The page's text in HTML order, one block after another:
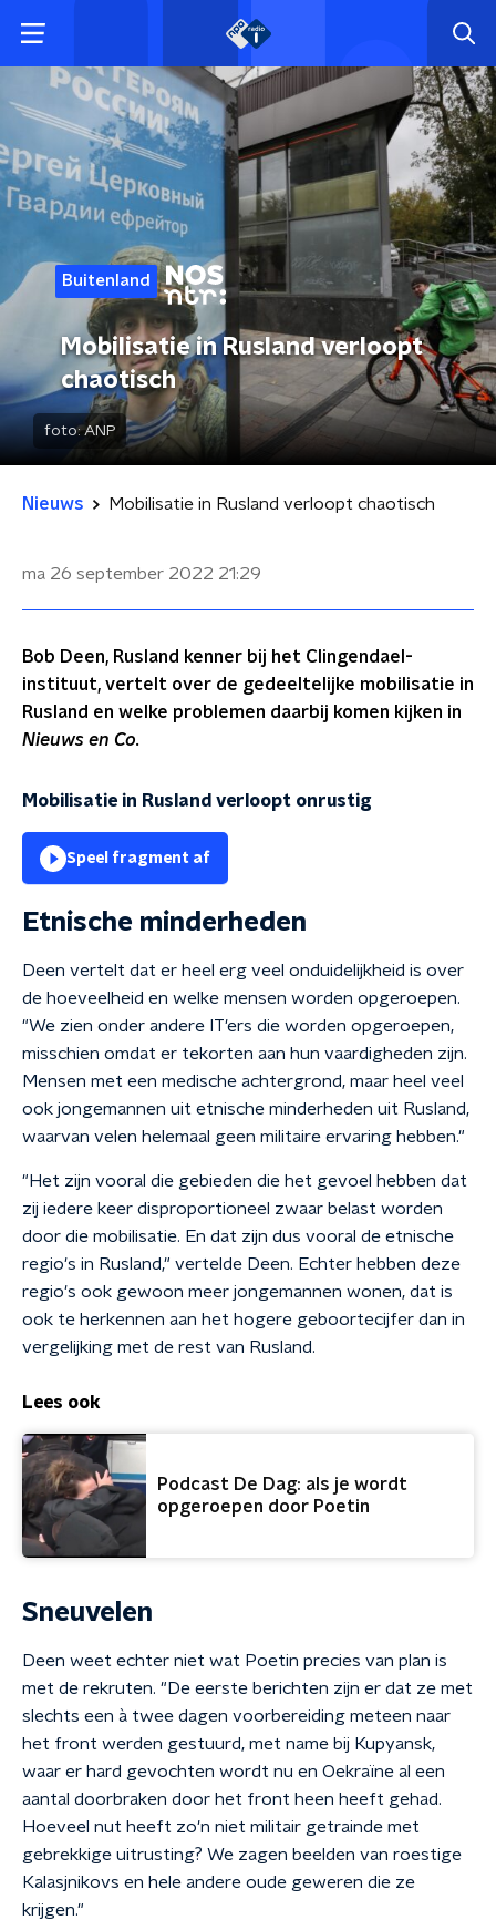
Buitenland
Mobilisatie in Rusland verloopt
chaotisch
foto:ANP
Nieuws Mobilisatie in Rusland verloopt chaotisch
ma 26 september 2022 21:29
Bob Deen, Rusland kenner bij het Clingendael-
instituut, vertelt over de gedeeltelijke mobilisatie in
Rusland en welke problemen daarbij komen kijken in
Nieuws en Co.
Mobilisatie in Rusland verloopt onrustig
Speel fragment af
Etnische minderheden
Deen vertelt dat er heel erg veel onduidelijkheid is over
de hoeveelheid en welke mensen worden opgeroepen.
"We zien onder andere IT'ers die worden opgeroepen,
misschien omdat er tekorten aan hun vaardigheden zijn.
Mensen met een medische achtergrond, maar heel veel
ook jongemannen uit etnische minderheden uit Rusland,
waarvan velen helemaal geen militaire ervaring hebben."
"Het zijn vooral die gebieden die het gevoel hebben dat
zij iedere keer disproportioneel zwaar belast worden
door die mobilisatie. En dat zijn dus vooral de etnische
regio's in Rusland," vertelde Deen. Echter hebben deze
regio's ook gewoon meer jongemannen wonen, dat is
ook te herkennen aan het hogere geboortecijfer dan in
vergelijking met de rest van Rusland.
Lees ook
Podcast De Dag: als je wordt
opgeroepen door Poetin
Sneuvelen
Deen weet echter niet wat Poetin precies van plan is
met de rekruten. "De eerste berichten zijn er dat ze met
slechts een à twee dagen voorbereiding meteen naar
het front werden gestuurd, met name bij Kupyansk,
waar er hard gevochten wordt nu en Oekraïne al een
aantal doorbraken door het front heen heeft gehad.
Hoeveel nut heeft zo'n niet militair getrainde met
gebrekkige uitrusting? We zagen beelden van roestige
Kalasjnikovs en hele andere oude geweren die ze
krijgen."